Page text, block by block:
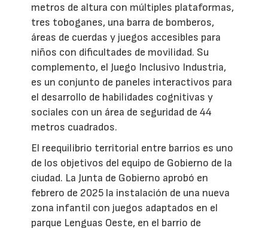
metros de altura con múltiples plataformas,
tres toboganes, una barra de bomberos,
áreas de cuerdas y juegos accesibles para
niños con dificultades de movilidad. Su
complemento, el Juego Inclusivo Industria,
es un conjunto de paneles interactivos para
el desarrollo de habilidades cognitivas y
sociales con un área de seguridad de 44
metros cuadrados.
El reequilibrio territorial entre barrios es uno
de los objetivos del equipo de Gobierno de la
ciudad. La Junta de Gobierno aprobó en
febrero de 2025 la instalación de una nueva
zona infantil con juegos adaptados en el
parque Lenguas Oeste, en el barrio de